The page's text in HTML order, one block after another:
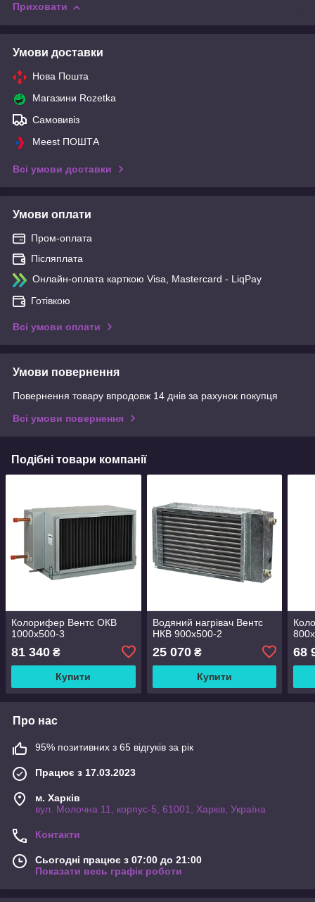
Приховати
Умови доставки
Нова Пошта
Магазини Rozetka
Самовивіз
Meest ПОШТА
Всі умови доставки
Умови оплати
Пром-оплата
Післяплата
Онлайн-оплата карткою Visa, Mastercard - LiqPay
Готівкою
Всі умови оплати
Умови повернення
Повернення товару впродовж 14 днів за рахунок покупця
Всі умови повернення
Подібні товари компанії
Колорифер Вентс ОКВ
1000х500-3
81 340 ₴
Купити
Водяний нагрівач Вентс
НКВ 900x500-2
25 070₴
Купити
68
Про нас
95% позитивних з 65 відгуків за рік
Працює з 17.03.2023
м. Харків
вул. Молочна 11, корпус-5, 61001, Харків, Україна
Контакти
Сьогодні працює з 07:00 до 21:00
Показати весь графік роботи